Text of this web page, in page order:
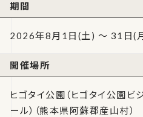
期間
2026年8月1日(土) ～ 31日(
開催場所
ヒゴタイ公園（ヒゴタイ公園ビ
ール）（熊本県阿蘇郡産山村）